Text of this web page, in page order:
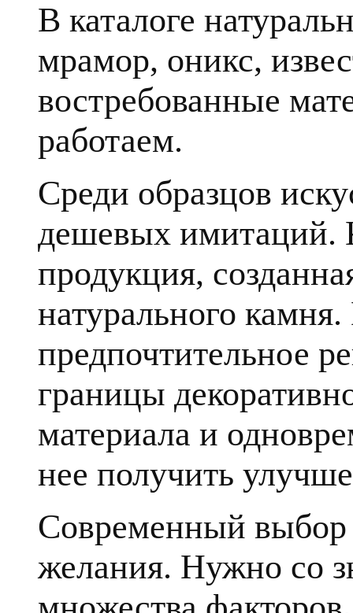
В каталоге
мрамор, оникс,
востребованные
работаем.
Среди образцов
дешевых имитаций.
продукция,
натурального
предпочтительное
границы
материала и
нее получить
Современный выбор
желания. Нужно со